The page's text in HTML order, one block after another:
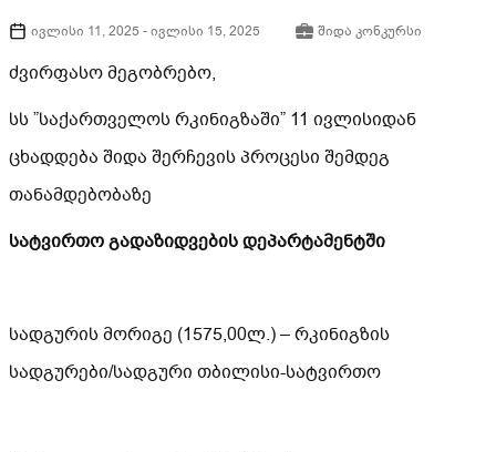
ივლისი 11, 2025 -ივლისი 15, 2025 შიდა კონკურსი
ძვირფასო მეგობრებო,
სს ”საქართველოს რკინიგზაში” 11 ივლისიდან
ცხადდება შიდა შერჩევის პროცესი შემდეგ
თანამდებობაზე
სატვირთო გადაზიდვების დეპარტამენტში
სადგურის მორიგე (1575,00ლ.) – რკინიგზის
სადგურები/სადგური თბილისი-სატვირთო